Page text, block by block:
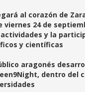
al corazón de
viernes 24 de
y la
y científicas
aragonés
dentro del